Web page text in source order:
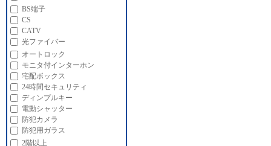
BS端子
CS
CATV
光ファイバー
オートロック
モニタ付インターホン
宅配ボックス
24時間セキュリティ
ディンプルキー
電動シャッター
防犯カメラ
防犯用ガラス
2階以上